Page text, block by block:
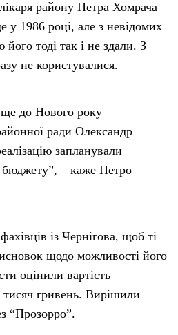
району Петра Хомрача
у 1986 році, але з невідомих
тоді так і не здали. З
не користувалися.
ще до Нового року
ради Олександр
запланували
бюджету”, – каже Петро
із Чернігова, щоб ті
щодо можливості його
оцінили вартість
гривень. Вирішили
“Прозорро”.